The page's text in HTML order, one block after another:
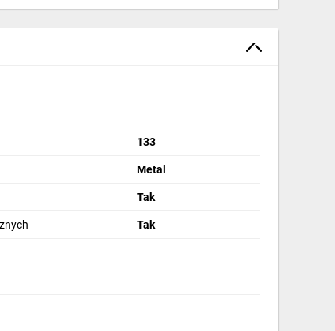
133
Metal
Tak
Tak